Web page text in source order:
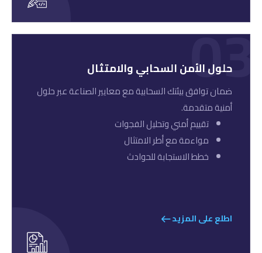
03
حلول الأمن السحابي والامتثال
ضمان توافق بيئتك السحابية مع معايير الصناعة عبر حلول
أمنية متقدمة.
تقييم أمني وتحليل الفجوات
مواءمة مع أطر الامتثال
خطط الاستجابة للحوادث
اطلع على المزيد